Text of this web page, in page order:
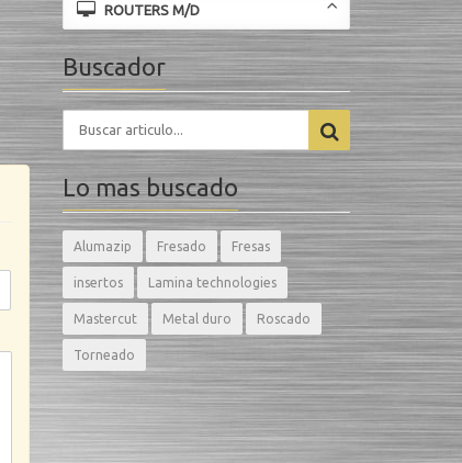
ROUTERS M/D
Buscador
Lo mas buscado
Alumazip Fresado Fresas
insertos Lamina technologies
Mastercut Metal duro Roscado
Torneado